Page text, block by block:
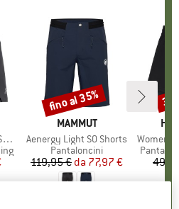
MARCHIO
MAMMUT
Articolo
Aenergy Light SO Shorts
Gruppo di prodotti
Pantaloncini
Prezzo
119,95 € Prezzo ridotto
da 77,97 €
Sconto
fino al 35%
Articolo
Women's
Gruppo